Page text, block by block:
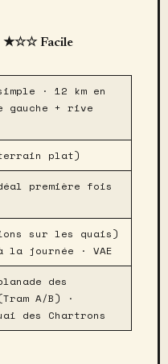
★☆☆ Facile
· 12 km en
gauche + rive
plat)
première fois
sur les quais)
la journée · VAE
des
A/B) ·
des Chartrons